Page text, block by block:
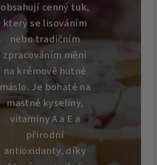
obsahují cenný tuk,
který se lisováním
nebo tradičním
zpracováním mění
na krémově hutné
máslo. Je bohaté na
mastné kyseliny,
vitamíny A a E a
přírodní
antioxidanty, díky